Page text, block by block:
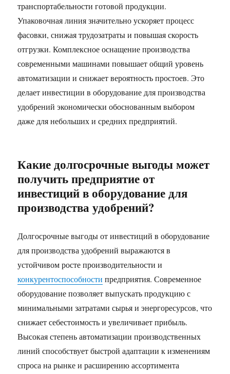
транспортабельности готовой продукции.
Упаковочная линия значительно ускоряет процесс
фасовки, снижая трудозатраты и повышая скорость
отгрузки. Комплексное оснащение производства
современными машинами повышает общий уровень
автоматизации и снижает вероятность простоев. Это
делает инвестиции в оборудование для производства
удобрений экономически обоснованным выбором
даже для небольших и средних предприятий.
Какие долгосрочные выгоды может
получить предприятие от
инвестиций в оборудование для
производства удобрений?
Долгосрочные выгоды от инвестиций в оборудование
для производства удобрений выражаются в
устойчивом росте производительности и
конкурентоспособности предприятия. Современное
оборудование позволяет выпускать продукцию с
минимальными затратами сырья и энергоресурсов, что
снижает себестоимость и увеличивает прибыль.
Высокая степень автоматизации производственных
линий способствует быстрой адаптации к изменениям
спроса на рынке и расширению ассортимента